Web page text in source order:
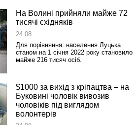
На Волині прийняли майже 72
тисячі східняків
24.08
Для порівняння: населення Луцька
станом на 1 січня 2022 року становило
майже 216 тисяч осіб.
$1000 за вихід з кріпацтва – на
Буковині чоловік вивозив
чоловіків під виглядом
волонтерів
Спільний інформпростір Західної